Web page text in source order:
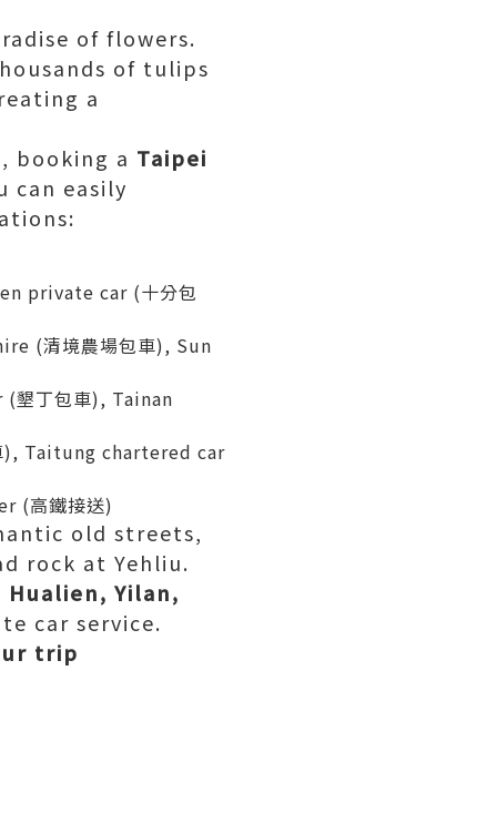
of flowers.
of tulips
a
, booking a Taipei
can easily
private car (十分包
(清境農場包車), Sun
墾丁包車), Tainan
), Taitung chartered car
(高鐵接送)
old streets,
rock at Yehliu.
Hualien, Yilan,
car service.
trip